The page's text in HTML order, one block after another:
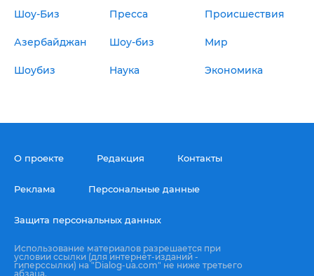
Шоу-Биз Пресса Происшествия
Азербайджан Шоу-биз Мир
Шоубиз Наука Экономика
О проекте Редакция Контакты
Реклама Персональные данные
Защита персональных данных
Использование материалов разрешается при
условии ссылки (для интернет-изданий -
гиперссылки) на "Dialog-ua.com" не ниже третьего
абзаца.